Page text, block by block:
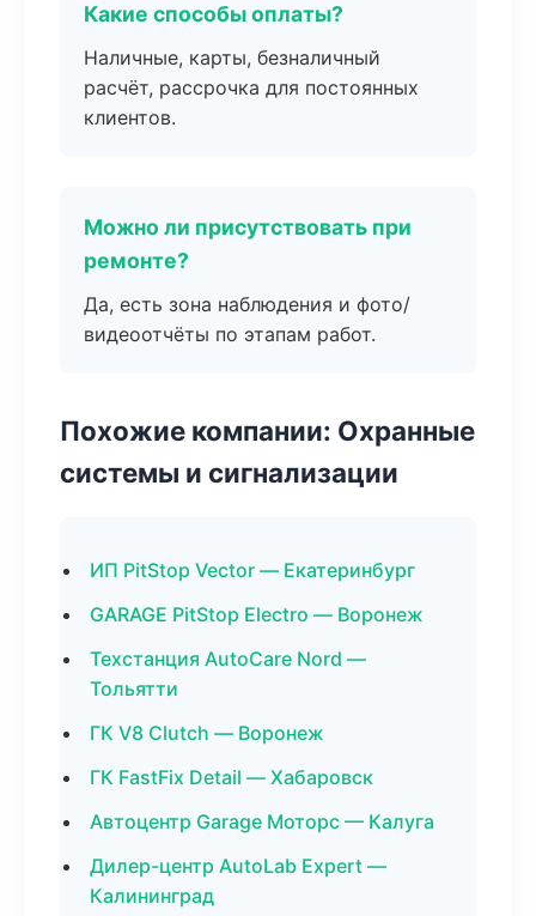
Какие способы оплаты?
Наличные, карты, безналичный
расчёт, рассрочка для постоянных
клиентов.
Можно ли присутствовать при
ремонте?
Да, есть зона наблюдения и фото/
видеоотчёты по этапам работ.
Похожие компании: Охранные
системы и сигнализации
ИП PitStop Vector — Екатеринбург
GARAGE PitStop Electro — Воронеж
Техстанция AutoCare Nord —
Тольятти
ГК V8 Clutch — Воронеж
ГК FastFix Detail — Хабаровск
Автоцентр Garage Моторс — Калуга
Дилер-центр AutoLab Expert —
Калининград